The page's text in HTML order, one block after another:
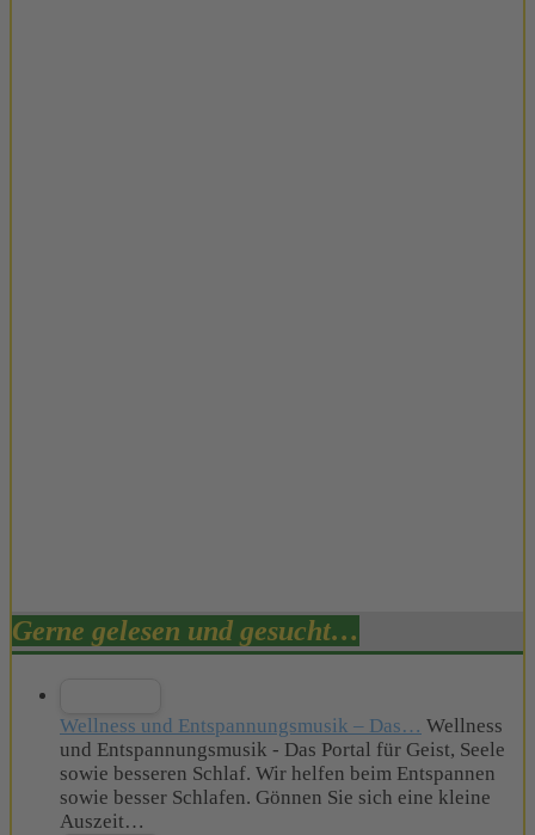
Gerne gelesen und gesucht…
Wellness und Entspannungsmusik – Das… Wellness
und Entspannungsmusik - Das Portal für Geist, Seele
sowie besseren Schlaf. Wir helfen beim Entspannen
sowie besser Schlafen. Gönnen Sie sich eine kleine
Auszeit…